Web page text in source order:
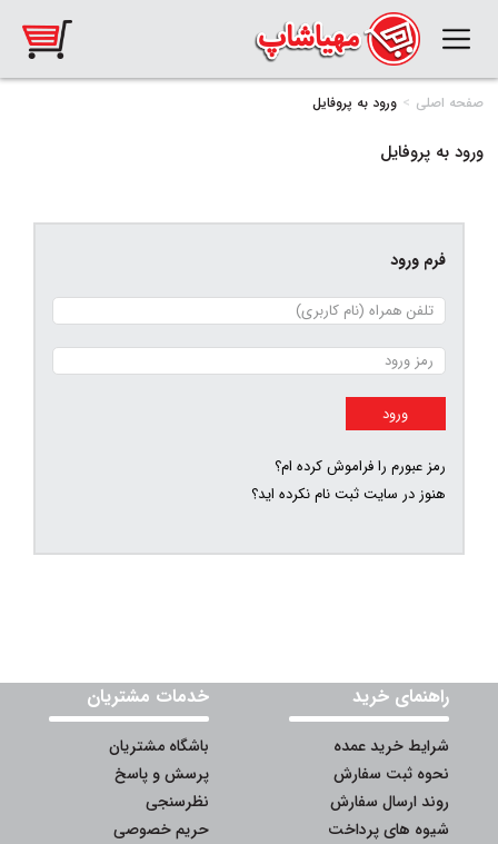
صفحه اصلی ورود به پروفایل
ورود به پروفایل
فرم ورود
رمز عبورم را فراموش کرده ام؟
هنوز در سایت ثبت نام نکرده اید؟
راهنمای خرید
شرایط خرید عمده
نحوه ثبت سفارش
روند ارسال سفارش
شیوه های پرداخت
خدمات مشتریان
باشگاه مشتریان
پرسش و پاسخ
نظرسنجی
حریم خصوصی